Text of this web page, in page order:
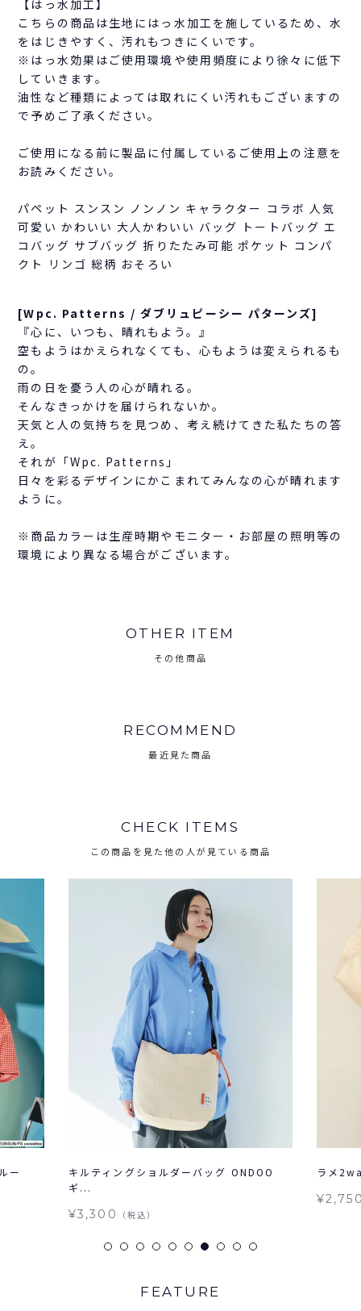
【はっ水加工】
こちらの商品は生地にはっ水加工を施しているため、水
をはじきやすく、汚れもつきにくいです。
※はっ水効果はご使用環境や使用頻度により徐々に低下
していきます。
油性など種類によっては取れにくい汚れもございますの
で予めご了承ください。
ご使用になる前に製品に付属しているご使用上の注意を
お読みください。
パペット スンスン ノンノン キャラクター コラボ 人気
可愛い かわいい 大人かわいい バッグ トートバッグ エ
コバッグ サブバッグ 折りたたみ可能 ポケット コンパ
クト リンゴ 総柄 おそろい
[Wpc. Patterns / ダブリュピーシー パターンズ]
『心に、いつも、晴れもよう。』
空もようはかえられなくても、心もようは変えられるも
の。
雨の日を憂う人の心が晴れる。
そんなきっかけを届けられないか。
天気と人の気持ちを見つめ、考え続けてきた私たちの答
え。
それが「Wpc. Patterns」
日々を彩るデザインにかこまれてみんなの心が晴れます
ように。
※商品カラーは生産時期やモニター・お部屋の照明等の
環境により異なる場合がございます。
OTHER ITEM
その他商品
RECOMMEND
最近見た商品
CHECK ITEMS
この商品を見た他の人が見ている商品
ー
キルティングショルダーバッグ ONDOO
ギ...
¥3,300 （税込）
ラメ
FEATURE